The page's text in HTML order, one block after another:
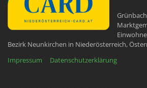
Bezirk Neunkirchen in Niederösterreich,
Impressum
Datenschutzerklärung